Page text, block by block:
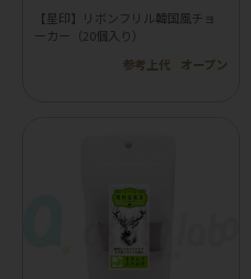
【星印】リボンフリル韓国風チョ
ーカー（20個入り）
参考上代
オープン